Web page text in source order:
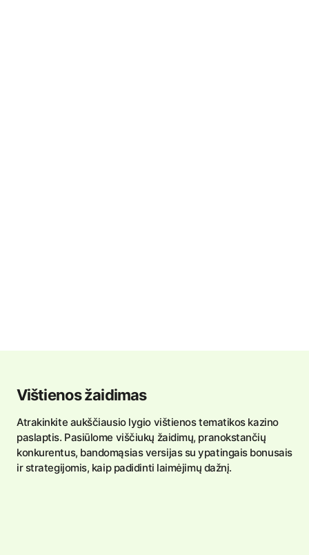
Vištienos žaidimas
Atrakinkite aukščiausio lygio vištienos tematikos kazino
paslaptis. Pasiūlome viščiukų žaidimų, pranokstančių
konkurentus, bandomąsias versijas su ypatingais bonusais
ir strategijomis, kaip padidinti laimėjimų dažnį.